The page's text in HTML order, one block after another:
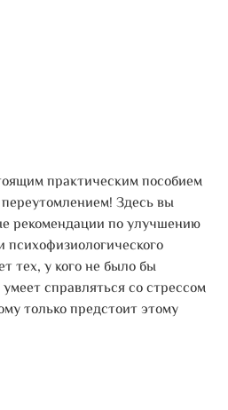
практическим пособием
Здесь вы
рекомендации по улучшению
психофизиологического
тех, у кого не было бы
справляться со стрессом
только предстоит этому